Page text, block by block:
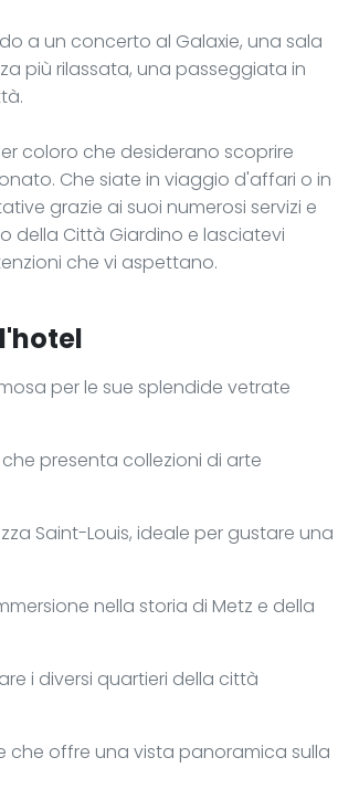
a un concerto al Galaxie, una sala
più rilassata, una passeggiata in
coloro che desiderano scoprire
Che siate in viaggio d'affari o in
grazie ai suoi numerosi servizi e
della Città Giardino e lasciatevi
che vi aspettano.
per le sue splendide vetrate
presenta collezioni di arte
Saint-Louis, ideale per gustare una
nella storia di Metz e della
i diversi quartieri della città
che offre una vista panoramica sulla